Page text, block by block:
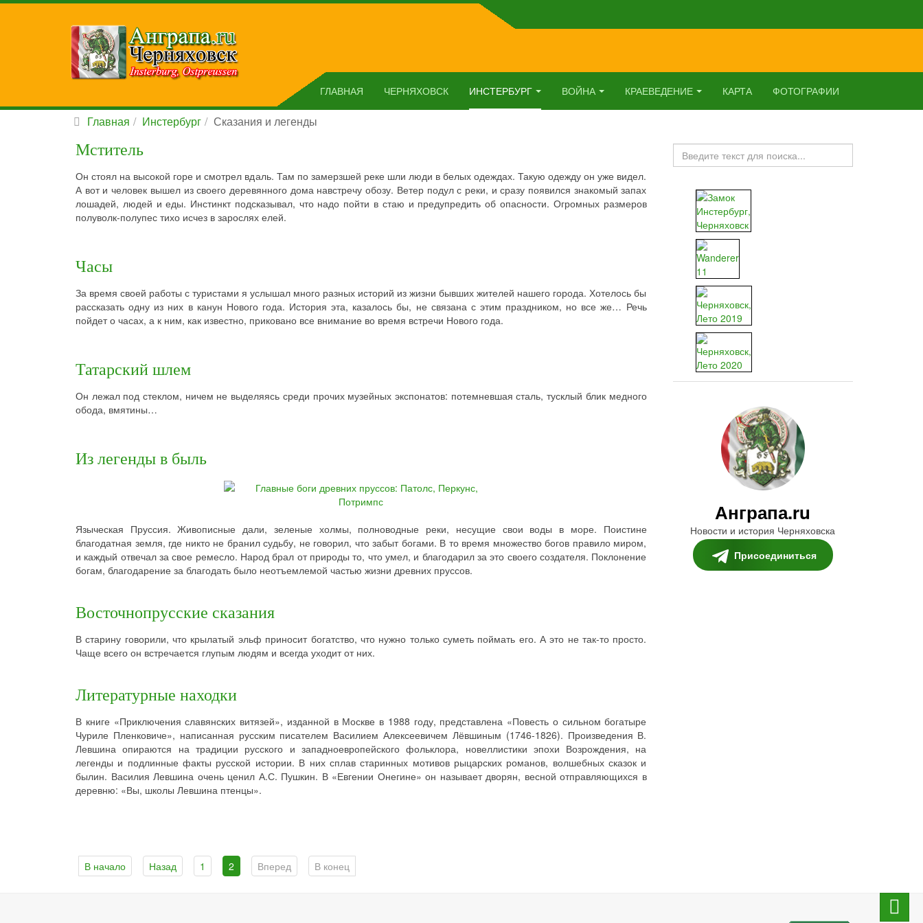
ГЛАВНАЯ ЧЕРНЯХОВСК ИНСТЕРБУРГ ВОЙНА КРАЕВЕДЕНИЕ КАРТА ФОТОГРАФИИ
Главная Инстербург Сказания и легенды
Мститель
Он стоял на высокой горе и смотрел вдаль. Там по замерзшей реке шли люди в белых одеждах. Такую одежду он уже видел.
А вот и человек вышел из своего деревянного дома навстречу обозу. Ветер подул с реки, и сразу появился знакомый запах
лошадей, людей и еды. Инстинкт подсказывал, что надо пойти в стаю и предупредить об опасности. Огромных размеров
полуволк-полупес тихо исчез в зарослях елей.
Часы
За время своей работы с туристами я услышал много разных историй из жизни бывших жителей нашего города. Хотелось бы
рассказать одну из них в канун Нового года. История эта, казалось бы, не связана с этим праздником, но все же… Речь
пойдет о часах, а к ним, как известно, приковано все внимание во время встречи Нового года.
Татарский шлем
Он лежал под стеклом, ничем не выделяясь среди прочих музейных экспонатов: потемневшая сталь, тусклый блик медного
обода, вмятины…
Из легенды в быль
Языческая Пруссия. Живописные дали, зеленые холмы, полноводные реки, несущие свои воды в море. Поистине
благодатная земля, где никто не бранил судьбу, не говорил, что забыт богами. В то время множество богов правило миром,
и каждый отвечал за свое ремесло. Народ брал от природы то, что умел, и благодарил за это своего создателя. Поклонение
богам, благодарение за благодать было неотъемлемой частью жизни древних пруссов.
Восточнопрусские сказания
В старину говорили, что крылатый эльф приносит богатство, что нужно только суметь поймать его. А это не так-то просто.
Чаще всего он встречается глупым людям и всегда уходит от них.
Литературные находки
В книге «Приключения славянских витязей», изданной в Москве в 1988 году, представлена «Повесть о сильном богатыре
Чуриле Пленковиче», написанная русским писателем Василием Алексеевичем Лёвшиным (1746-1826). Произведения В.
Левшина опираются на традиции русского и западноевропейского фольклора, новеллистики эпохи Возрождения, на
легенды и подлинные факты русской истории. В них сплав старинных мотивов рыцарских романов, волшебных сказок и
былин. Василия Левшина очень ценил А.С. Пушкин. В «Евгении Онегине» он называет дворян, весной отправляющихся в
деревню: «Вы, школы Левшина птенцы».
В начало Назад 1 2 Вперед В конец
Искать...
Анграпа.ru
Новости и история Черняховска
Присоединиться